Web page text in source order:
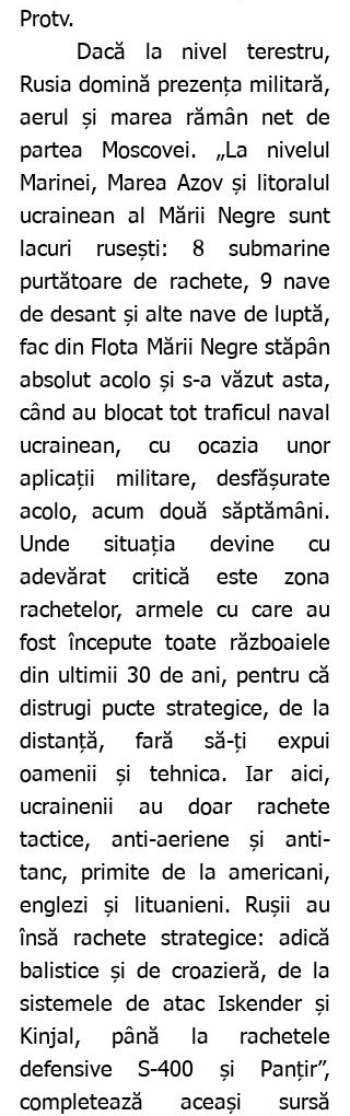
Protv.
Rusia domină prezența militară,
aerul și marea rămân net de
partea Moscovei. „La nivelul
Marinei, Marea Azov și litoralul
ucrainean al Mării Negre sunt
lacuri rusești: 8 submarine
purtătoare de rachete, 9 nave
de desant și alte nave de luptă,
fac din Flota Mării Negre stăpân
absolut acolo și s-a văzut asta,
când au blocat tot traficul naval
ucrainean, cu ocazia unor
aplicații militare, desfășurate
acolo, acum două săptămâni.
Unde situația devine cu
adevărat critică este zona
rachetelor, armele cu care au
fost începute toate războaiele
din ultimii 30 de ani, pentru că
distrugi pucte strategice, de la
distanță, fară să-ți expui
oamenii și tehnica. Iar aici,
ucrainenii au doar rachete
tactice, anti-aeriene și anti-
tanc, primite de la americani,
englezi și lituanieni. Rușii au
însă rachete strategice: adică
balistice și de croazieră, de la
sistemele de atac Iskender și
Kinjal, până la rachetele
defensive S-400 și Panțir”,
completează aceași sursă